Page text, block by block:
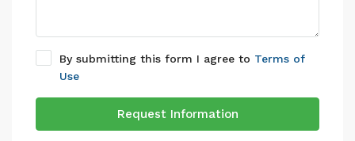
By submitting this form I agree to Terms of
Use
Request Information